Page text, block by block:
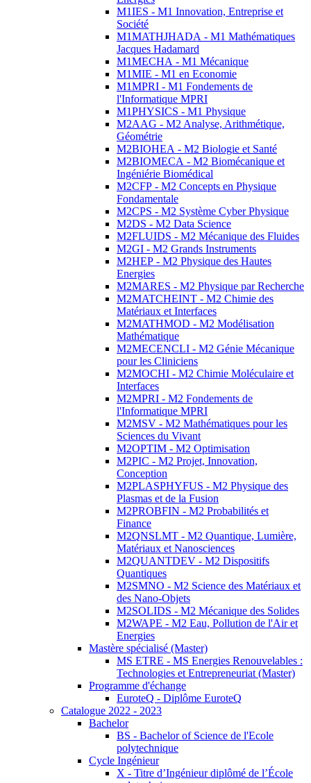
M1IES - M1 Innovation, Entreprise et
Société
M1MATHJHADA - M1 Mathématiques
Jacques Hadamard
M1MECHA - M1 Mécanique
M1MIE - M1 en Economie
M1MPRI - M1 Fondements de
l'Informatique MPRI
M1PHYSICS - M1 Physique
M2AAG - M2 Analyse, Arithmétique,
Géométrie
M2BIOHEA - M2 Biologie et Santé
M2BIOMECA - M2 Biomécanique et
Ingéniérie Biomédical
M2CFP - M2 Concepts en Physique
Fondamentale
M2CPS - M2 Système Cyber Physique
M2DS - M2 Data Science
M2FLUIDS - M2 Mécanique des Fluides
M2GI - M2 Grands Instruments
M2HEP - M2 Physique des Hautes
Energies
M2MARES - M2 Physique par Recherche
M2MATCHEINT - M2 Chimie des
Matériaux et Interfaces
M2MATHMOD - M2 Modélisation
Mathématique
M2MECENCLI - M2 Génie Mécanique
pour les Cliniciens
M2MOCHI - M2 Chimie Moléculaire et
Interfaces
M2MPRI - M2 Fondements de
l'Informatique MPRI
M2MSV - M2 Mathématiques pour les
Sciences du Vivant
M2OPTIM - M2 Optimisation
M2PIC - M2 Projet, Innovation,
Conception
M2PLASPHYFUS - M2 Physique des
Plasmas et de la Fusion
M2PROBFIN - M2 Probabilités et
Finance
M2QNSLMT - M2 Quantique, Lumière,
Matériaux et Nanosciences
M2QUANTDEV - M2 Dispositifs
Quantiques
M2SMNO - M2 Science des Matériaux et
des Nano-Objets
M2SOLIDS - M2 Mécanique des Solides
M2WAPE - M2 Eau, Pollution de l'Air et
Energies
Mastère spécialisé (Master)
MS ETRE - MS Energies Renouvelables :
Technologies et Entrepreneuriat (Master)
Programme d'échange
EuroteQ - Diplôme EuroteQ
Catalogue 2022 - 2023
Bachelor
BS - Bachelor of Science de l'Ecole
polytechnique
Cycle Ingénieur
X - Titre d’Ingénieur diplômé de l’École